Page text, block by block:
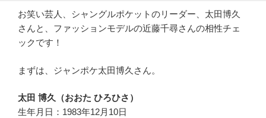
お笑い芸人、シャングルポケットのリーダー、太田博久
さんと、ファッションモデルの近藤千尋さんの相性チェ
ックです！
まずは、ジャンポケ太田博久さん。
太田 博久（おおた ひろひさ）
生年月日：1983年12月10日